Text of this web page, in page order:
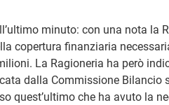
minuto: con una nota la
copertura finanziaria
La Ragioneria ha però
dalla Commissione
quest’ultimo che ha avuto la